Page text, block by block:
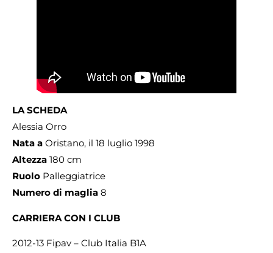
LA SCHEDA
Alessia Orro
Nata a Oristano, il 18 luglio 1998
Altezza 180 cm
Ruolo Palleggiatrice
Numero di maglia 8
CARRIERA CON I CLUB
2012-13 Fipav – Club Italia B1A